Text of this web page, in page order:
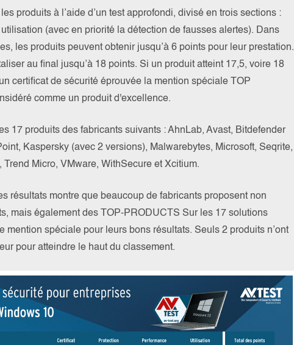
produits à l’aide d’un test approfondi, divisé en trois sections :
(avec en priorité la détection de fausses alertes). Dans
les produits peuvent obtenir jusqu’à 6 points pour leur prestation.
au final jusqu’à 18 points. Si un produit atteint 17,5, voire 18
certificat de sécurité éprouvée la mention spéciale TOP
comme un produit d'excellence.
17 produits des fabricants suivants : AhnLab, Avast, Bitdefender
Kaspersky (avec 2 versions), Malwarebytes, Microsoft, Seqrite,
Micro, VMware, WithSecure et Xcitium.
résultats montre que beaucoup de fabricants proposent non
mais également des TOP-PRODUCTS Sur les 17 solutions
mention spéciale pour leurs bons résultats. Seuls 2 produits n’ont
pour atteindre le haut du classement.